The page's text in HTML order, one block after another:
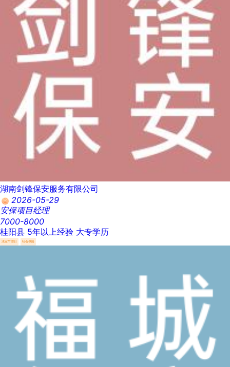
湖南剑锋保安服务有限公司
2026-05-29
安保项目经理
7000-8000
桂阳县 5年以上经验 大专学历
法定节假日 社会保险